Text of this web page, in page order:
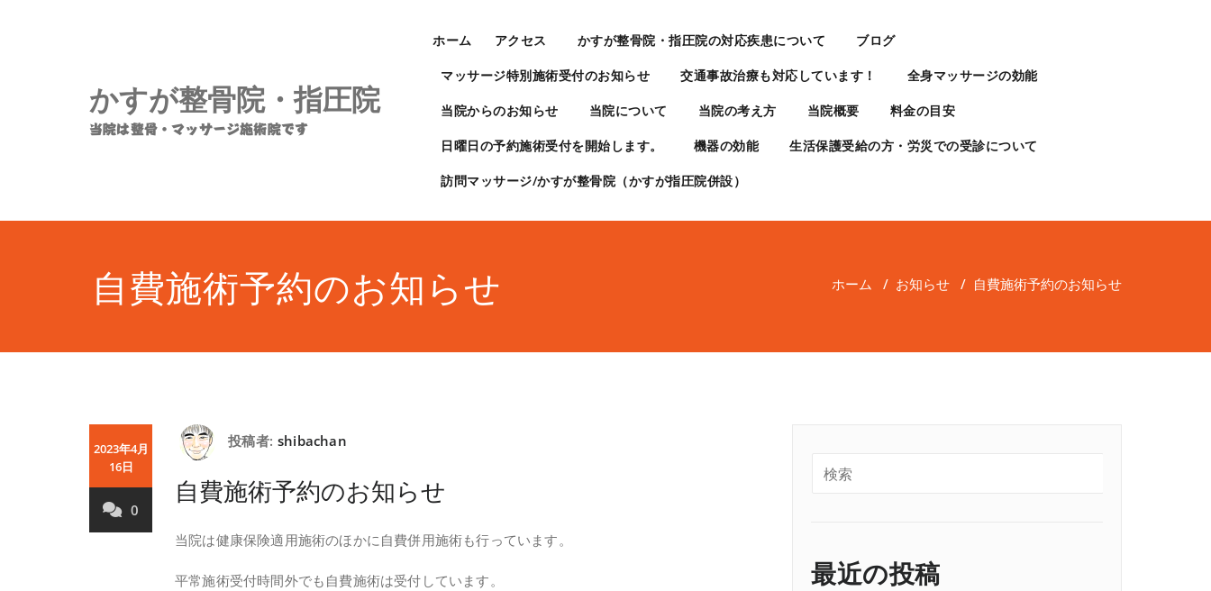
かすが整骨院・指圧院
当院は整骨・マッサージ施術院です
ホーム アクセス かすが整骨院・指圧院の対応疾患について ブログ
マッサージ特別施術受付のお知らせ 交通事故治療も対応しています！ 全身マッサージの効能
当院からのお知らせ 当院について 当院の考え方 当院概要 料金の目安
日曜日の予約施術受付を開始します。 機器の効能 生活保護受給の方・労災での受診について
訪問マッサージ/かすが整骨院（かすが指圧院併設）
自費施術予約のお知らせ ホーム / お知らせ / 自費施術予約のお知らせ
2023年4月
16日
0
投稿者: shibachan
自費施術予約のお知らせ
当院は健康保険適用施術のほかに自費併用施術も行っています。
平常施術受付時間外でも自費施術は受付しています。 最近の投稿